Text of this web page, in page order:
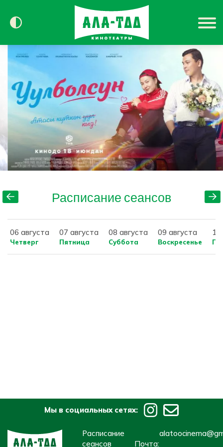
Сегодня в кино
Расписание
Контакты
Расписание сеансов
06 августа
Четверг
07 августа
Пятница
08 августа
Суббота
09 августа
Воскресенье
10
Мы в социальных сетях:
Расписание
сеансов
Почта: